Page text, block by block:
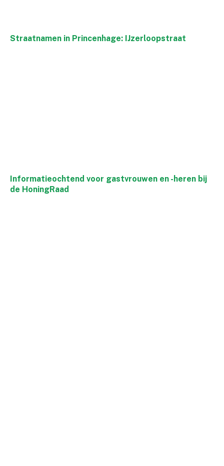
Straatnamen in Princenhage: IJzerloopstraat
Informatieochtend voor gastvrouwen en -heren bij
de HoningRaad